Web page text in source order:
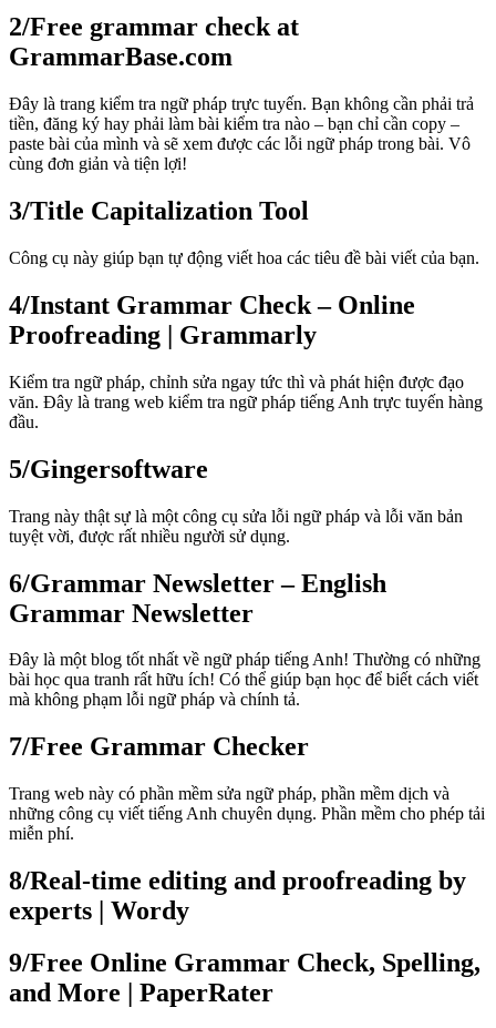
2/Free grammar check at
GrammarBase.com
Đây là trang kiểm tra ngữ pháp trực tuyến. Bạn không cần phải trả
tiền, đăng ký hay phải làm bài kiểm tra nào – bạn chỉ cần copy –
paste bài của mình và sẽ xem được các lỗi ngữ pháp trong bài. Vô
cùng đơn giản và tiện lợi!
3/Title Capitalization Tool
Công cụ này giúp bạn tự động viết hoa các tiêu đề bài viết của bạn.
4/Instant Grammar Check – Online
Proofreading | Grammarly
Kiểm tra ngữ pháp, chỉnh sửa ngay tức thì và phát hiện được đạo
văn. Đây là trang web kiểm tra ngữ pháp tiếng Anh trực tuyến hàng
đầu.
5/Gingersoftware
Trang này thật sự là một công cụ sửa lỗi ngữ pháp và lỗi văn bản
tuyệt vời, được rất nhiều người sử dụng.
6/Grammar Newsletter – English
Grammar Newsletter
Đây là một blog tốt nhất về ngữ pháp tiếng Anh! Thường có những
bài học qua tranh rất hữu ích! Có thể giúp bạn học để biết cách viết
mà không phạm lỗi ngữ pháp và chính tả.
7/Free Grammar Checker
Trang web này có phần mềm sửa ngữ pháp, phần mềm dịch và
những công cụ viết tiếng Anh chuyên dụng. Phần mềm cho phép tải
miễn phí.
8/Real-time editing and proofreading by
experts | Wordy
9/Free Online Grammar Check, Spelling,
and More | PaperRater